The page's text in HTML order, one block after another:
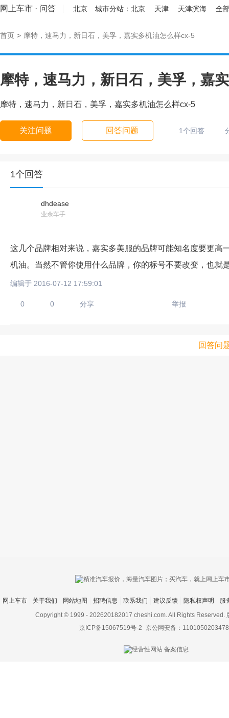
网上车市 · 问答 北京 城市分站： 北京 天津 天津滨海 全
首页 > 摩特，速马力，新日石，美孚，嘉实多机油怎么样cx-5
摩特，速马力，新日石，美孚，嘉
摩特，速马力，新日石，美孚，嘉实多机油怎么样cx-5
关注问题 回答问题 1个回答
1个回答
dhdease
业余车手
这几个品牌相对来说，嘉实多美服的品牌可能知名度要更高
机油。当然不管你使用什么品牌，你的标号不要改变，也就
编辑于 2016-07-12 17:59:01
0 0 分享 举报
回答问
上传图片最多
网上车市 关于我们 网站地图 招聘信息 联系我们 建议反馈 隐私权声明
服
Copyright © 1999 - 202620182017 cheshi.com. All Rights Reserved.
京ICP备15067519号-2 京公网安备：